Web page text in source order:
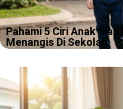
Pahami 5 Ciri Anak
Menangis Di Sekolah
antar, anak salaman, lalu
kadang lebih mirip adegan
utamanya masih pakai…